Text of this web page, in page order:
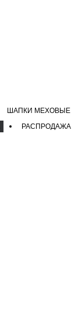
ШАПКИ МЕХОВЫЕ
РАСПРОДАЖА